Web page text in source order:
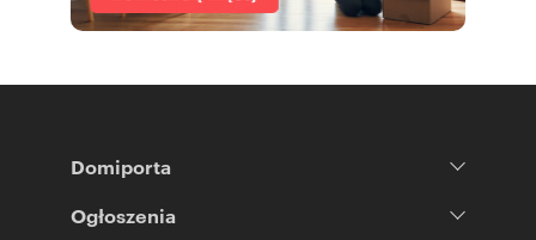
Domiporta
Ogłoszenia